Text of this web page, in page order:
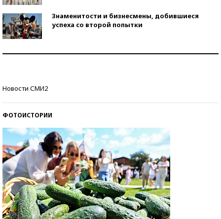
Знаменитости и бизнесмены, добившиеся
успеха со второй попытки
Новости СМИ2
ФОТОИСТОРИИ